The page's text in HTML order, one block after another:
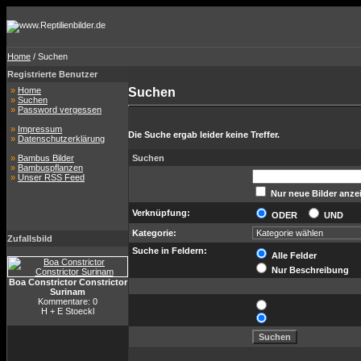
Home / Suchen
Registrierte Benutzer
» Home
» Suchen
» Password vergessen
» Impressum
» Datenschutzerklärung
» Bambus Bilder
» Bambuspflanzen
» Unser RSS Feed
Zufallsbild
Boa Constrictor Constrictor
Surinam
Kommentare: 0
H + E Stoeckl
Suchen
Die Suche ergab leider keine Treffer.
Suchen
Nur neue Bilder
Verknüpfung:
ODER
UND
Kategorie:
Suche in Feldern:
Alle Felder
Nur Beschreibung